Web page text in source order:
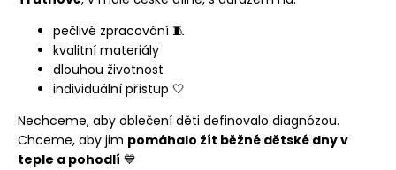
pečlivé zpracování 🧵
kvalitní materiály
dlouhou životnost
individuální přístup 🤍
Nechceme, aby oblečení děti definovalo diagnózou.
Chceme, aby jim pomáhalo žít běžné dětské dny v
teple a pohodlí 💙